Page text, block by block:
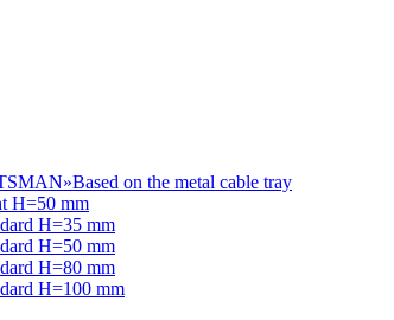
Based on the metal cable tray
H=50 mm
H=35 mm
H=50 mm
H=80 mm
H=100 mm